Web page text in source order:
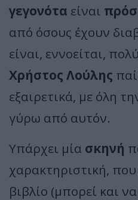
γεγονότα είναι
από όσους έχουν
είναι, εννοείται,
Χρήστος Λούλης
εξαιρετικά, με όλη
γύρω από αυτόν.
Υπάρχει μία σκηνή
χαρακτηριστική,
βιβλίο (μπορεί και